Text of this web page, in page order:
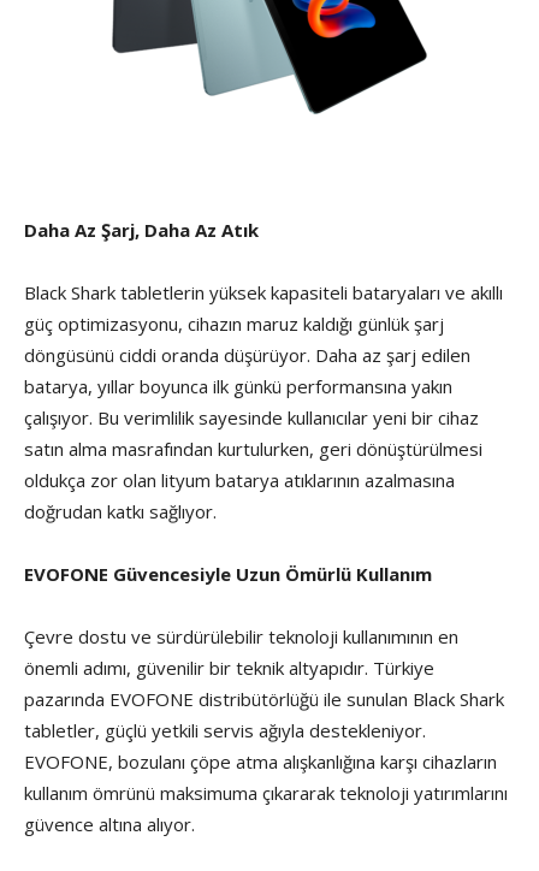
Daha Az Şarj, Daha Az Atık
Black Shark tabletlerin yüksek kapasiteli bataryaları ve akıllı
güç optimizasyonu, cihazın maruz kaldığı günlük şarj
döngüsünü ciddi oranda düşürüyor. Daha az şarj edilen
batarya, yıllar boyunca ilk günkü performansına yakın
çalışıyor. Bu verimlilik sayesinde kullanıcılar yeni bir cihaz
satın alma masrafından kurtulurken, geri dönüştürülmesi
oldukça zor olan lityum batarya atıklarının azalmasına
doğrudan katkı sağlıyor.
EVOFONE Güvencesiyle Uzun Ömürlü Kullanım
Çevre dostu ve sürdürülebilir teknoloji kullanımının en
önemli adımı, güvenilir bir teknik altyapıdır. Türkiye
pazarında EVOFONE distribütörlüğü ile sunulan Black Shark
tabletler, güçlü yetkili servis ağıyla destekleniyor.
EVOFONE, bozulanı çöpe atma alışkanlığına karşı cihazların
kullanım ömrünü maksimuma çıkararak teknoloji yatırımlarını
güvence altına alıyor.